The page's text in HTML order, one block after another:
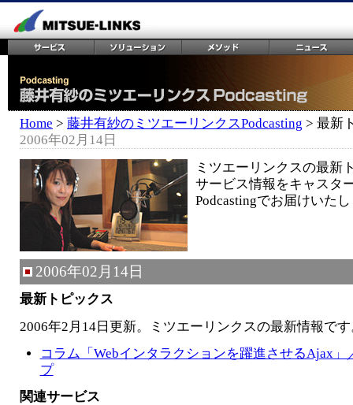
Home > 藤井有紗のミツエーリンクスPodcasting > 最新
2006年02月14日
ミツエーリンクスの最新
サービス情報をキャスタ
Podcastingでお届けいた
2006年02月14日
最新トピックス
2006年2月14日更新。ミツエーリンクスの最新情報で
コラム「Webインタラクションを躍進させるAjax」
プ
関連サービス